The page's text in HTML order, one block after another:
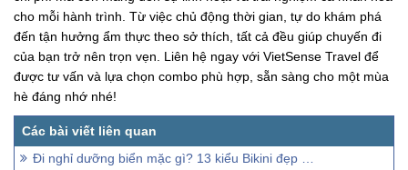
cho mỗi hành trình. Từ việc chủ động thời gian, tự do khám phá
đến tận hưởng ẩm thực theo sở thích, tất cả đều giúp chuyến đi
của bạn trở nên trọn vẹn. Liên hệ ngay với VietSense Travel để
được tư vấn và lựa chọn combo phù hợp, sẵn sàng cho một mùa
hè đáng nhớ nhé!
Đi nghỉ dưỡng biển mặc gì? 13 kiểu Bikini đẹp nhất năm nay